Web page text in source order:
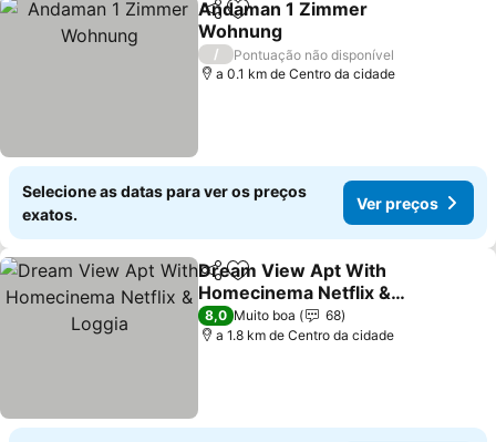
PartilharAdicionar aos favoritos
Andaman 1 Zimmer
Wohnung
Ver preços
/
Pontuação não disponível
a 0.1 km de Centro da cidade
Selecione as datas para ver os preços
exatos.
Ver preços
PartilharAdicionar aos favoritos
Dream View Apt With
Homecinema Netflix &
Loggia
Ver preços
8,0 Muito boa
68
a 1.8 km de Centro da cidade